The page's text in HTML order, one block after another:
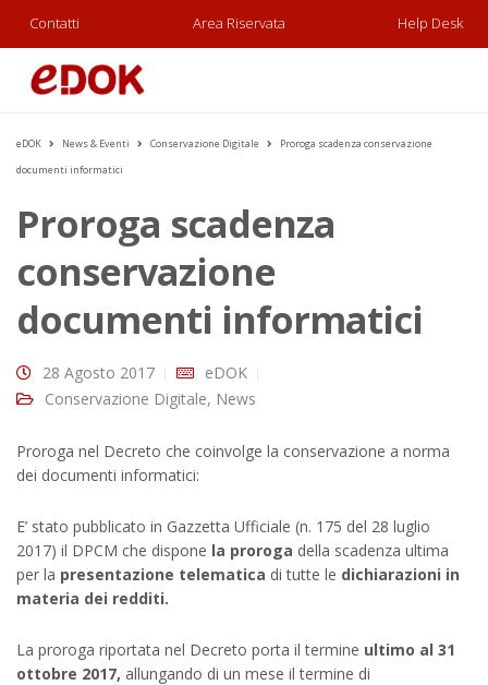
Help Desk
Area Riservata
Contatti
eDOK News & Eventi Conservazione Digitale
Proroga scadenza conservazione
documenti informatici
Proroga scadenza
conservazione
documenti informatici
28 Agosto 2017
eDOK
Conservazione Digitale, News
Proroga nel Decreto che coinvolge la conservazione a norma
dei documenti informatici:
E’ stato pubblicato in Gazzetta Ufficiale (n. 175 del 28 luglio
2017) il DPCM che dispone la proroga della scadenza ultima
per la presentazione telematica di tutte le dichiarazioni in
materia dei redditi.
La proroga riportata nel Decreto porta il termine ultimo al 31
ottobre 2017, allungando di un mese il termine di